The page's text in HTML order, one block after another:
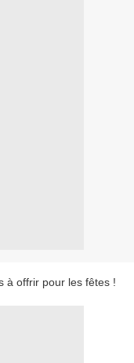
à offrir pour les fêtes !